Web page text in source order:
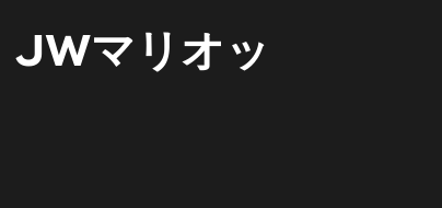
マリオッ